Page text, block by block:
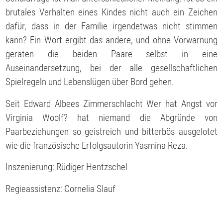
brutales Verhalten eines Kindes nicht auch ein Zeichen
dafür, dass in der Familie irgendetwas nicht stimmen
kann? Ein Wort ergibt das andere, und ohne Vorwarnung
geraten die beiden Paare selbst in eine
Auseinandersetzung, bei der alle gesellschaftlichen
Spielregeln und Lebenslügen über Bord gehen.
Seit Edward Albees Zimmerschlacht Wer hat Angst vor
Virginia Woolf? hat niemand die Abgründe von
Paarbeziehungen so geistreich und bitterbös ausgelotet
wie die französische Erfolgsautorin Yasmina Reza.
Inszenierung: Rüdiger Hentzschel
Regieassistenz: Cornelia Slauf